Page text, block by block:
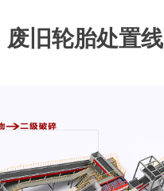
废旧轮胎处置线